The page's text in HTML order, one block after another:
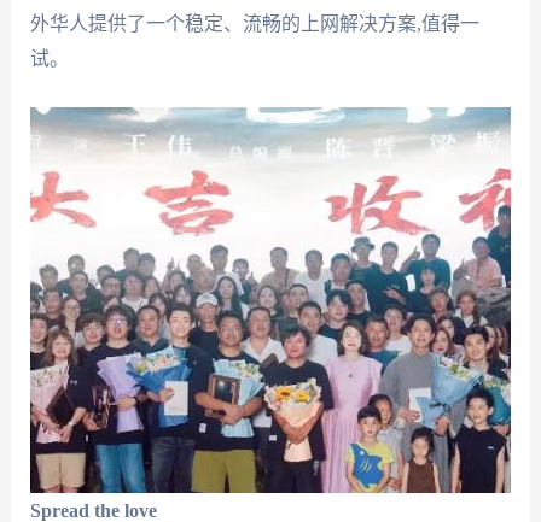
外华人提供了一个稳定、流畅的上网解决方案,值得一
试。
Spread the love